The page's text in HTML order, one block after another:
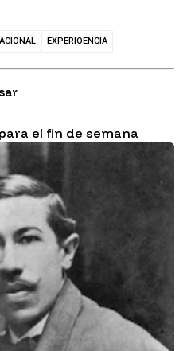
EXPERIOENCIA
el fin de semana